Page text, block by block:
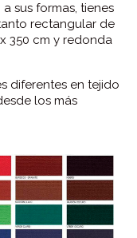
sus formas, tienes
rectangular de
350 cm y redonda
diferentes en tejido
los más